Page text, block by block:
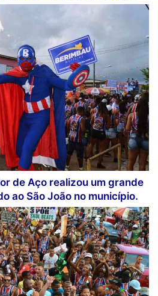
de Aço realizou um grande
ao São João no município.